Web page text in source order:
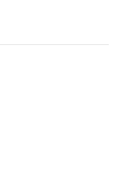
お問い合わせ